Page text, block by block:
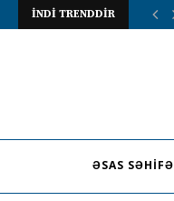
İNDİ TRENDDİR
ƏSAS SƏHIFƏ